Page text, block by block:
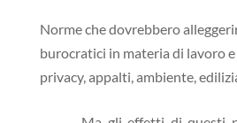
Norme che dovrebbero
burocratici in materia di lavoro
privacy, appalti, ambiente,